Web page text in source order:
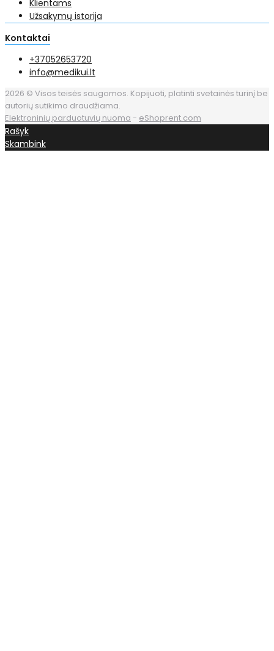
Klientams
Užsakymų istorija
Kontaktai
+37052653720
info@medikui.lt
2026 © Visos teisės saugomos. Kopijuoti, platinti svetainės turinį be
autorių sutikimo draudžiama.
Elektroninių parduotuvių nuoma - eShoprent.com
Rašyk
Skambink